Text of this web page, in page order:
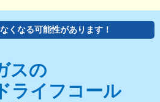
くなる可能性があります！
スの
ライフコール